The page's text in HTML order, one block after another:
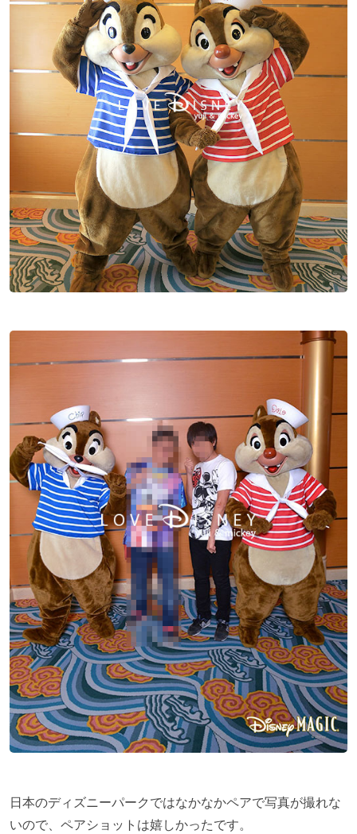
日本のディズニーパークではなかなかペアで写真が撮れな
いので、ペアショットは嬉しかったです。